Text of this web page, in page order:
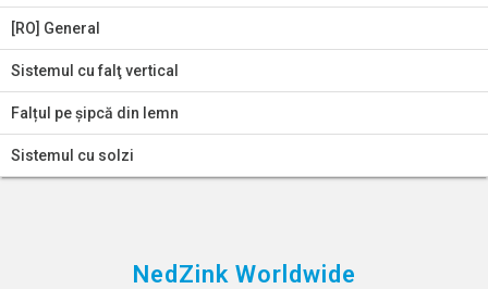
[RO] General
Sistemul cu falţ vertical
Falțul pe șipcă din lemn
Sistemul cu solzi
NedZink Worldwide